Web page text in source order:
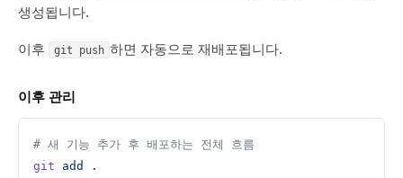
생성됩니다.
이후 git push 하면 자동으로 재배포됩니다.
이후 관리
# 새 기능 추가 후 배포하는 전체 흐름
git add
.